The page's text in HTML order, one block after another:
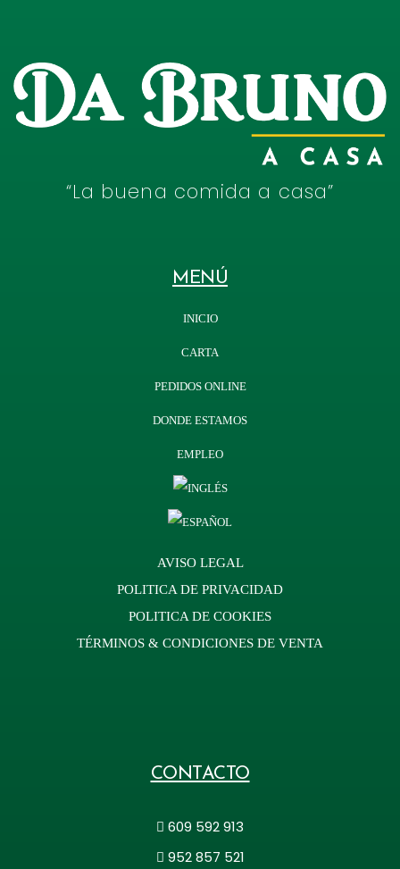
“La buena comida a casa”
MENÚ
INICIO
CARTA
PEDIDOS ONLINE
DONDE ESTAMOS
EMPLEO
AVISO LEGAL
POLITICA DE PRIVACIDAD
POLITICA DE COOKIES
TÉRMINOS & CONDICIONES DE VENTA
CONTACTO
609 592 913
952 857 521